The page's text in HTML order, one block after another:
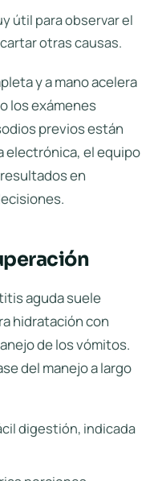
útil para observar el
otras causas.
y a mano acelera
los exámenes
previos están
electrónica, el equipo
en
aguda suele
hidratación con
de los vómitos.
del manejo a largo
digestión, indicada